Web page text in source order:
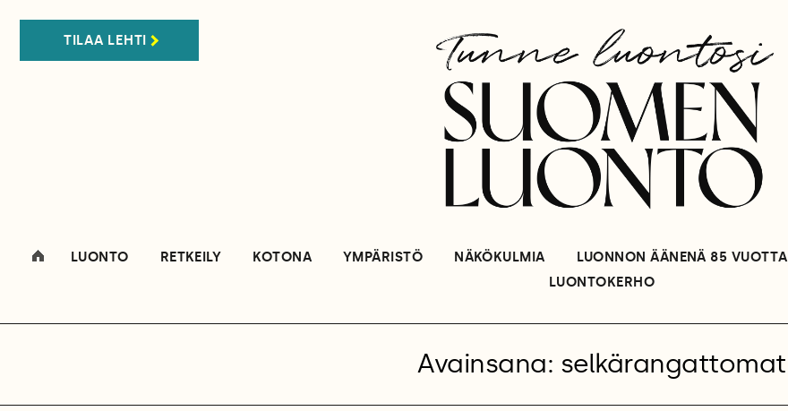
TILAA LEHTI
LUONTO RETKEILY KOTONA YMPÄRISTÖ NÄKÖKULMIA LUONNON ÄÄNENÄ 85 VUOTTA
LUONTOKERHO
Avainsana: selkärangattomat